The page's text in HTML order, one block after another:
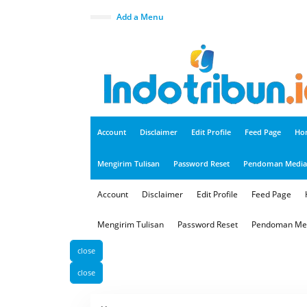
Add a Menu
Account Disclaimer Edit Profile Feed Page
Mengirim Tulisan Password Reset Pendoman
Account Disclaimer Edit Profile Feed Page
Mengirim Tulisan Password Reset Pendoman
close
close